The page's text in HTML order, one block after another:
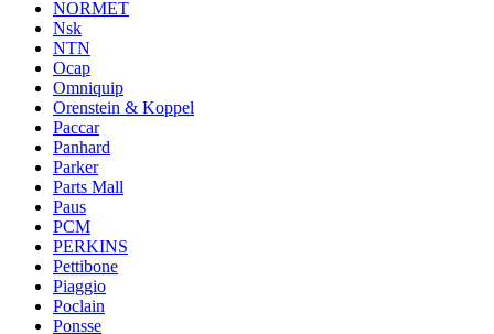
NORMET
Nsk
NTN
Ocap
Omniquip
Orenstein & Koppel
Paccar
Panhard
Parker
Parts Mall
Paus
PCM
PERKINS
Pettibone
Piaggio
Poclain
Ponsse